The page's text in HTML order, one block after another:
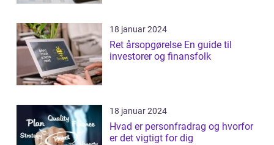
18 januar 2024
Ret årsopgørelse En guide til
investorer og finansfolk
18 januar 2024
Hvad er personfradrag og hvorfor
er det vigtigt for dig